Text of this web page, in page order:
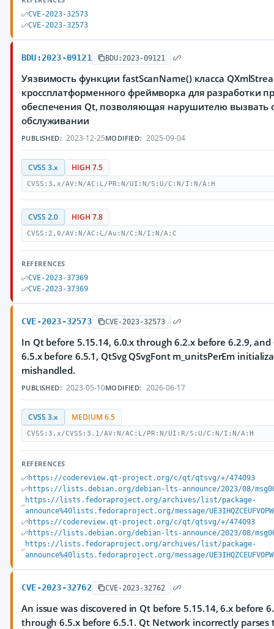
CVE-2023-32573
CVE-2023-32573
BDU:2023-09121 BDU:2023-09121
Уязвимость функции fastScanName() класса
кроссплатформенного фреймворка для разработки
обеспечения Qt, позволяющая нарушителю вызвать
обслуживании
PUBLISHED: 2023-12-25MODIFIED: 2025-09-04
CVSS 3.x HIGH 7.5
CVSS:3.x/AV:N/AC:L/PR:N/UI:N/S:U/C:N/I:N/A:H
CVSS 2.0 HIGH 7.8
CVSS:2.0/AV:N/AC:L/Au:N/C:N/I:N/A:C
REFERENCES
CVE-2023-37369
CVE-2023-37369
CVE-2023-32573 CVE-2023-32573
In Qt before 5.15.14, 6.0.x through 6.2.x before 6.2.9,
6.5.x before 6.5.1, QtSvg QSvgFont m_unitsPerEm
mishandled.
PUBLISHED: 2023-05-10MODIFIED: 2026-06-17
CVSS 3.x MEDIUM 6.5
CVSS:3.x/CVSS:3.1/AV:N/AC:L/PR:N/UI:R/S:U/C:N/I:N/A:H
REFERENCES
https://codereview.qt-project.org/c/qt/qtsvg/+/474093
https://lists.debian.org/debian-lts-announce/2023/08/
https://lists.fedoraproject.org/archives/list/package-
announce%40lists.fedoraproject.org/message/
https://codereview.qt-project.org/c/qt/qtsvg/+/474093
https://lists.debian.org/debian-lts-announce/2023/08/
https://lists.fedoraproject.org/archives/list/package-
announce%40lists.fedoraproject.org/message/
CVE-2023-32762 CVE-2023-32762
An issue was discovered in Qt before 5.15.14, 6.x before
through 6.5.x before 6.5.1. Qt Network incorrectly parses